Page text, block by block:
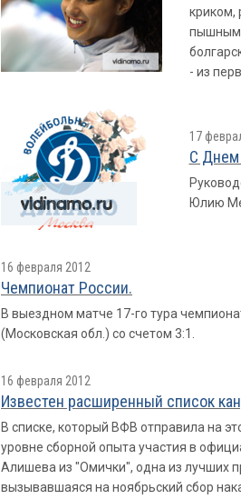
криком,
пышным
- из
17
С
Юлию
16 февраля 2012
Чемпионат России.
В выездном матче 17-го тура
(Московская обл.) со счетом 3:1.
16 февраля 2012
Известен расширенный список
В списке, который ВФВ отправила на
уровне сборной опыта участия в
Алишева из "Омички", одна из лучших
вызывавшаяся на ноябрьский сбор